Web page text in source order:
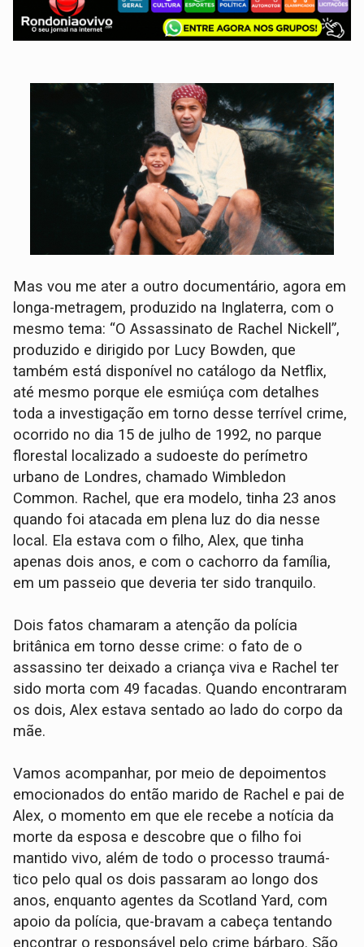
Mas vou me ater a outro documentário, agora em
longa-metragem, produzido na Inglaterra, com o
mesmo tema: “O Assassinato de Rachel Nickell”,
produzido e dirigido por Lucy Bowden, que
também está disponível no catálogo da Netflix,
até mesmo porque ele esmiúça com detalhes
toda a investigação em torno desse terrível crime,
ocorrido no dia 15 de julho de 1992, no parque
florestal localizado a sudoeste do perímetro
urbano de Londres, chamado Wimbledon
Common. Rachel, que era modelo, tinha 23 anos
quando foi atacada em plena luz do dia nesse
local. Ela estava com o filho, Alex, que tinha
apenas dois anos, e com o cachorro da família,
em um passeio que deveria ter sido tranquilo.
Dois fatos chamaram a atenção da polícia
britânica em torno desse crime: o fato de o
assassino ter deixado a criança viva e Rachel ter
sido morta com 49 facadas. Quando encontraram
os dois, Alex estava sentado ao lado do corpo da
mãe.
Vamos acompanhar, por meio de depoimentos
emocionados do então marido de Rachel e pai de
Alex, o momento em que ele recebe a notícia da
morte da esposa e descobre que o filho foi
mantido vivo, além de todo o processo traumá-
tico pelo qual os dois passaram ao longo dos
anos, enquanto agentes da Scotland Yard, com
apoio da polícia, que-bravam a cabeça tentando
encontrar o responsável pelo crime bárbaro. São